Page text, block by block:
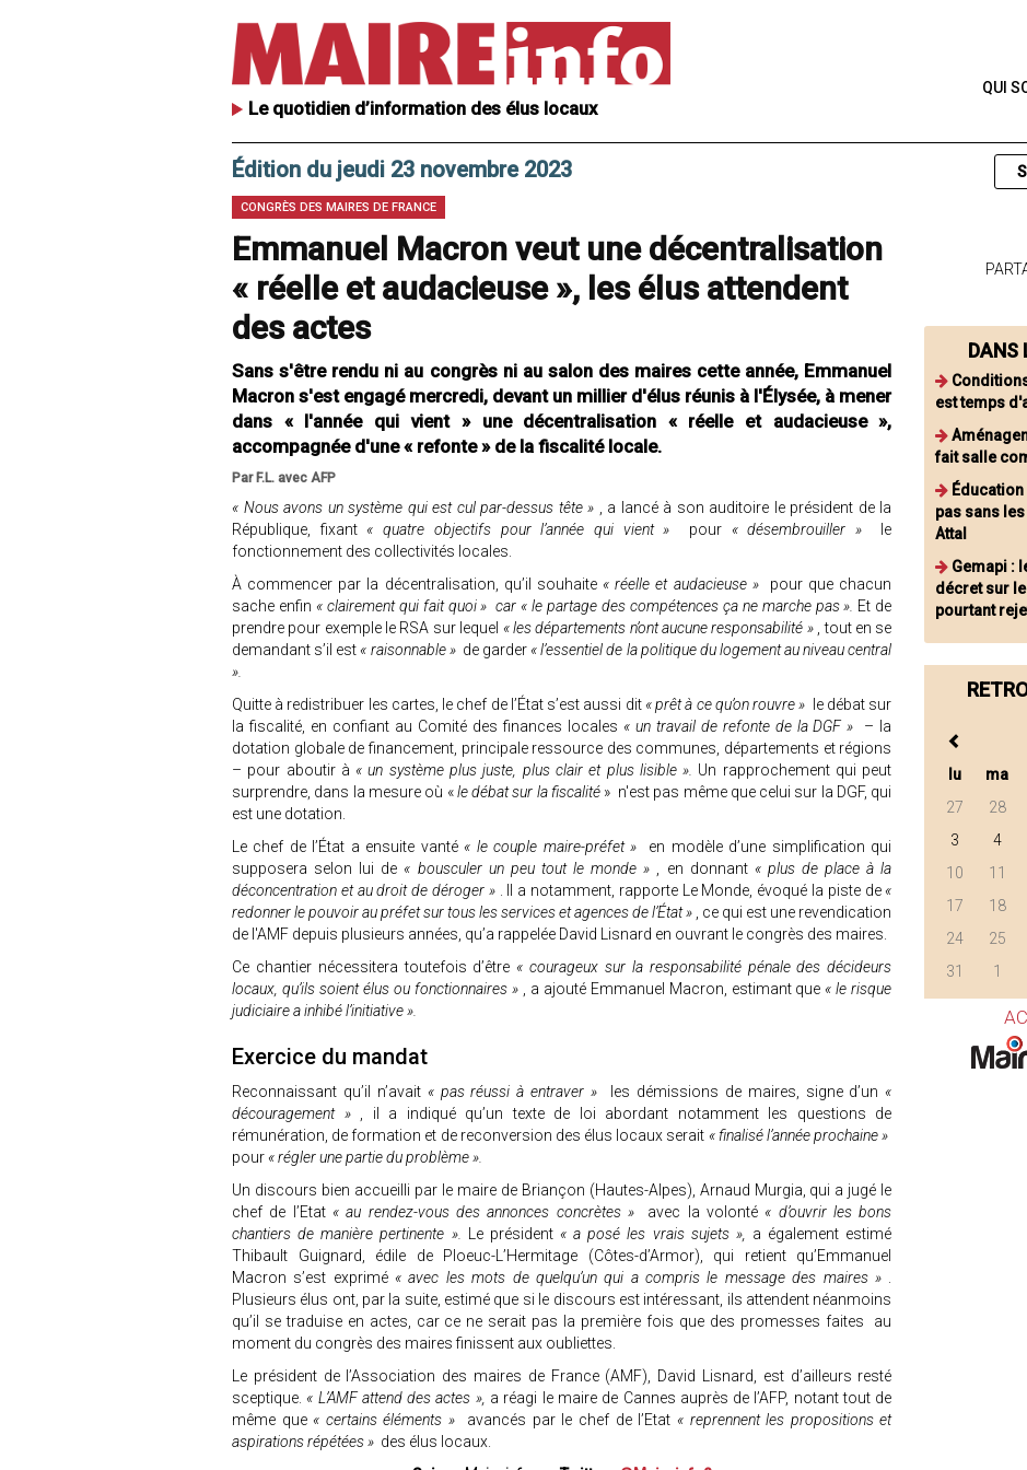
Le quotidien d’information des élus locaux
QUI
Édition du jeudi 23 novembre 2023
CONGRÈS DES MAIRES DE FRANCE
Emmanuel Macron veut une décentralisation
« réelle et audacieuse », les élus attendent
des actes
Sans s'être rendu ni au congrès ni au salon des maires cette année, Emmanuel
Macron s'est engagé mercredi, devant un millier d'élus réunis à l'Élysée, à mener
dans « l'année qui vient » une décentralisation « réelle et audacieuse »,
accompagnée d'une « refonte » de la fiscalité locale.
Par F.L. avec AFP
« Nous avons un système qui est cul par-dessus tête »
, a lancé à son auditoire le président de la
République, fixant « quatre objectifs pour l’année qui vient » pour « désembrouiller »
le
fonctionnement des collectivités locales.
À commencer par la décentralisation, qu’il souhaite « réelle et audacieuse » pour que chacun
sache enfin « clairement qui fait quoi » car « le partage des compétences ça ne marche pas ». Et de
prendre pour exemple le RSA sur lequel « les départements n’ont aucune responsabilité » , tout en se
demandant s’il est « raisonnable » de garder « l’essentiel de la politique du logement au niveau central
».
Quitte à redistribuer les cartes, le chef de l’État s’est aussi dit « prêt à ce qu’on rouvre »
le débat sur
la fiscalité, en confiant au Comité des finances locales « un travail de refonte de la DGF »
– la
dotation globale de financement, principale ressource des communes, départements et régions
– pour aboutir à « un système plus juste, plus clair et plus lisible ». Un rapprochement qui peut
surprendre, dans la mesure où «le débat sur la fiscalité » n'est pas même que celui sur la DGF, qui
est une dotation.
Le chef de l’État a ensuite vanté « le couple maire-préfet »
en modèle d’une simplification qui
supposera selon lui de « bousculer un peu tout le monde » , en donnant « plus de place à la
déconcentration et au droit de déroger »
. Il a notamment, rapporte Le Monde, évoqué la piste de «
redonner le pouvoir au préfet sur tous les services et agences de l’État »
, ce qui est une revendication
de l'AMF depuis plusieurs années, qu’a rappelée David Lisnard en ouvrant le congrès des maires.
Ce chantier nécessitera toutefois d’être « courageux sur la responsabilité pénale des décideurs
locaux, qu’ils soient élus ou fonctionnaires »
, a ajouté Emmanuel Macron, estimant que « le risque
judiciaire a inhibé l’initiative ».
Exercice du mandat
Reconnaissant qu’il n’avait « pas réussi à entraver » les démissions de maires, signe d’un «
découragement »
, il a indiqué qu’un texte de loi abordant notamment les questions de
rémunération, de formation et de reconversion des élus locaux serait « finalisé l’année prochaine »
pour « régler une partie du problème ».
Un discours bien accueilli par le maire de Briançon (Hautes-Alpes), Arnaud Murgia, qui a jugé le
chef de l’Etat « au rendez-vous des annonces concrètes » avec la volonté « d’ouvrir les bons
chantiers de manière pertinente ».
Le président « a posé les vrais sujets », a également estimé
Thibault Guignard, édile de Ploeuc-L’Hermitage (Côtes-d’Armor), qui retient qu’Emmanuel
Macron s’est exprimé « avec les mots de quelqu’un qui a compris le message des maires »
Plusieurs élus ont, par la suite, estimé que si le discours est intéressant, ils attendent néanmoins
qu’il se traduise en actes, car ce ne serait pas la première fois que des promesses faites au
moment du congrès des maires finissent aux oubliettes.
Le président de l’Association des maires de France (AMF), David Lisnard, est d’ailleurs resté
sceptique. « L’AMF attend des actes », a réagi le maire de Cannes auprès de l’AFP, notant tout de
même que « certains éléments » avancés par le chef de l’Etat « reprennent les propositions et
aspirations répétées » des élus locaux.
DANS
est temps
fait salle
pas sans
Attal
Gemapi :
décret sur
pourtant
lu
ma
27
28
3
4
10
11
17
18
24
25
31
1